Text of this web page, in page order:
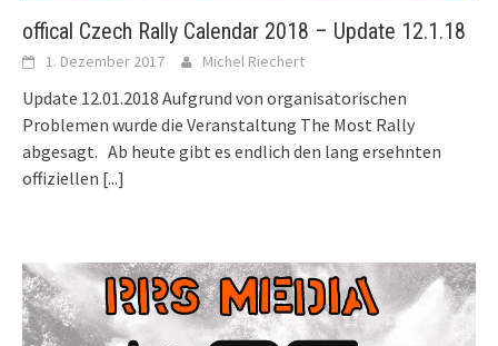
offical Czech Rally Calendar 2018 – Update 12.1.18
1. Dezember 2017 Michel Riechert
Update 12.01.2018 Aufgrund von organisatorischen
Problemen wurde die Veranstaltung The Most Rally
abgesagt. Ab heute gibt es endlich den lang ersehnten
offiziellen [...]